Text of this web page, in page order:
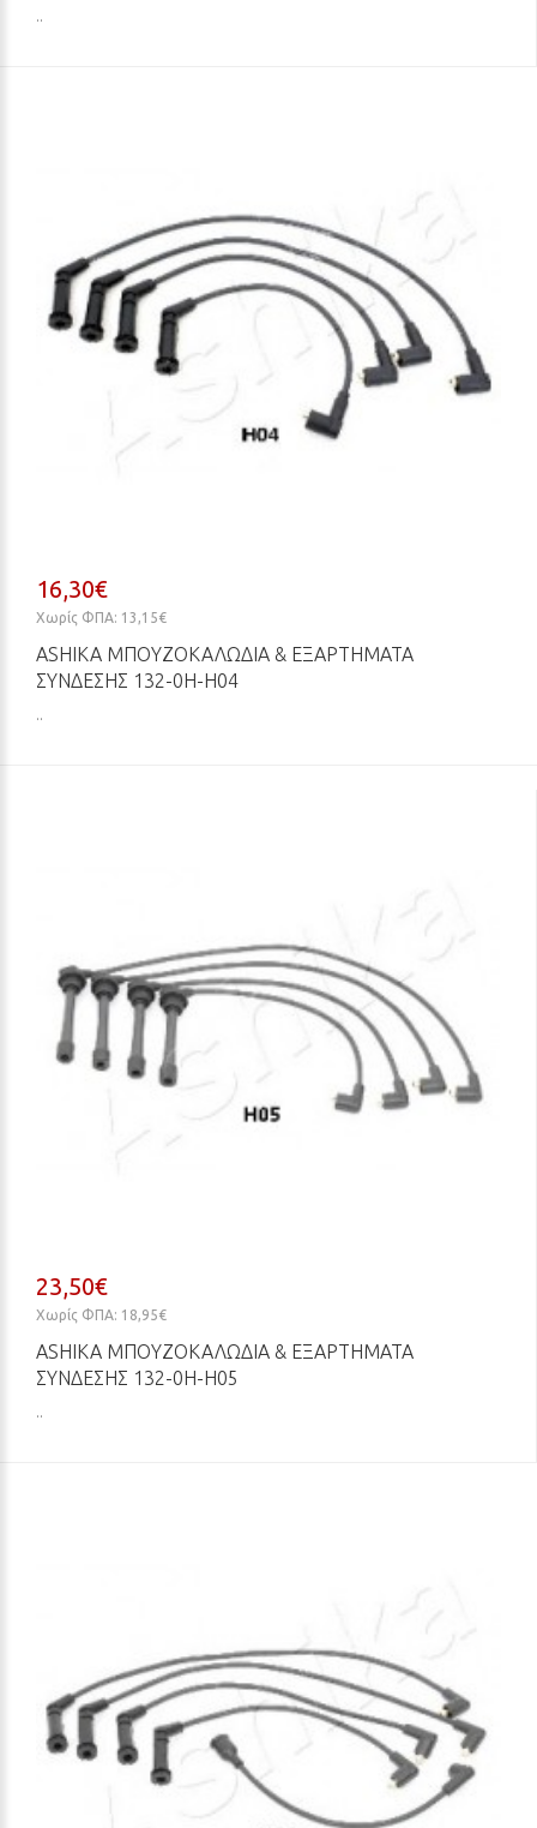
..
16,30€
Χωρίς ΦΠΑ: 13,15€
ASHIKA ΜΠΟΥΖΟΚΑΛΏΔΙΑ & ΕΞΑΡΤΉΜΑΤΑ
ΣΎΝΔΕΣΗΣ 132-0H-H04
..
23,50€
Χωρίς ΦΠΑ: 18,95€
ASHIKA ΜΠΟΥΖΟΚΑΛΏΔΙΑ & ΕΞΑΡΤΉΜΑΤΑ
ΣΎΝΔΕΣΗΣ 132-0H-H05
..